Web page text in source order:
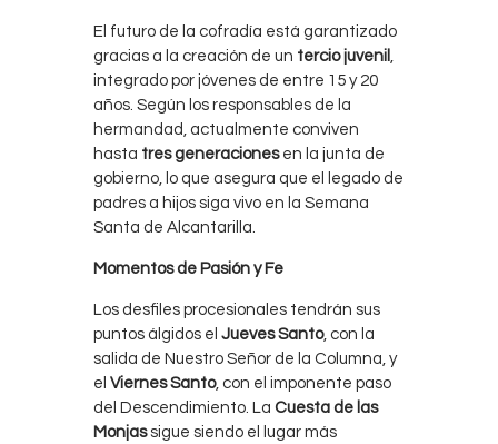
El futuro de la cofradía está garantizado
gracias a la creación de un tercio juvenil
integrado por jóvenes de entre 15 y 20
años. Según los responsables de la
hermandad, actualmente conviven
hasta tres generacionesen la junta de
gobierno, lo que asegura que el legado de
padres a hijos siga vivo en la Semana
Santa de Alcantarilla.
Momentos de Pasión y Fe
Los desfiles procesionales tendrán sus
puntos álgidos el Jueves Santo, con la
salida de Nuestro Señor de la Columna, y
el Viernes Santo, con el imponente paso
del Descendimiento. La Cuesta de las
Monjassigue siendo el lugar más